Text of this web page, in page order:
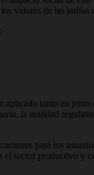
valores de las
aplicado tanto en
la realidad
para los
sector productivo